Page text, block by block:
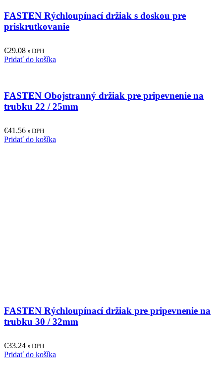
FASTEN Rýchloupínací držiak s doskou pre
priskrutkovanie
€29.08 s DPH
Pridať do košíka
FASTEN Obojstranný držiak pre pripevnenie na
trubku 22 / 25mm
€41.56 s DPH
Pridať do košíka
FASTEN Rýchloupínací držiak pre pripevnenie na
trubku 30 / 32mm
€33.24 s DPH
Pridať do košíka